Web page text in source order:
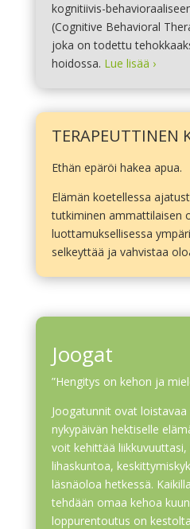
kognitiivis-
(Cognitive Behavioral
joka on todettu
hoidossa. Lue lisää ›
TERAPEUTTINEN
Ethän epäröi hakea apua.
Elämän koetellessa
tutkiminen ammattilaisen
luottamuksellisessa
selkeyttää ja vahvistaa
Joogat
”Hengitys on kehon ja
Joogatunnit ovat
nykypäivän hektiselle
voit kehittää
lihaskuntoa,
läsnäoloa hetkessä.
tehdään omaa kehoa
loppurentoutus on